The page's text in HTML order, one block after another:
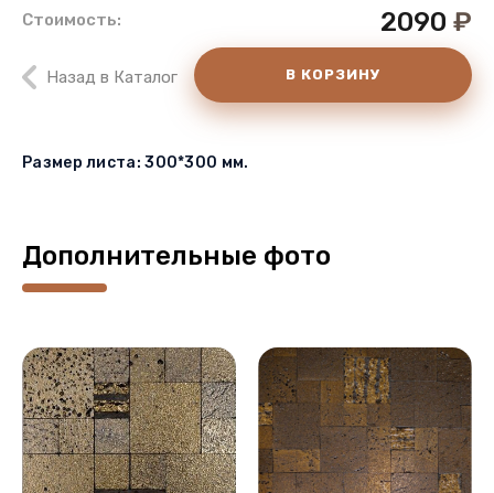
Стоимость: 2090 ₽
Назад в Каталог В КОРЗИНУ
Размер листа: 300*300 мм.
Дополнительные фото